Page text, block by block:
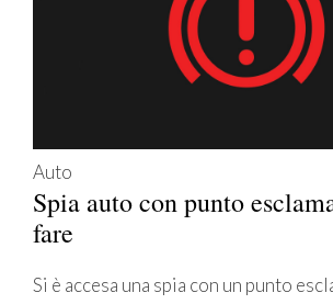
Auto
Spia auto con punto
fare
Si è accesa una spia con un punto